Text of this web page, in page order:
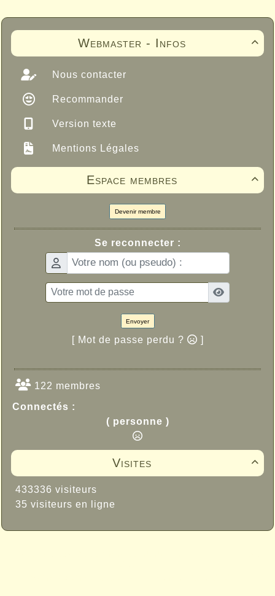

Webmaster - Infos
Nous contacter
Recommander
Version texte
Mentions Légales

Espace membres
Devenir membre
Se reconnecter :
Envoyer
[ Mot de passe perdu ? ]
122 membres
Connectés :
( personne )

Visites
433336 visiteurs
35 visiteurs en ligne